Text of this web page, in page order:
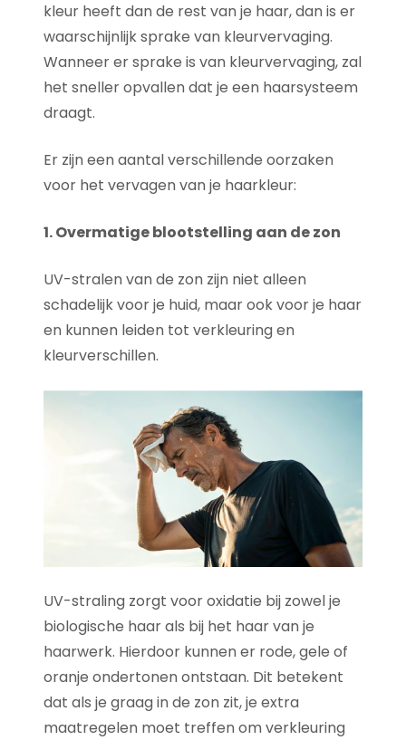
kleur heeft dan de rest van je haar, dan is er
waarschijnlijk sprake van kleurvervaging.
Wanneer er sprake is van kleurvervaging, zal
het sneller opvallen dat je een haarsysteem
draagt.
Er zijn een aantal verschillende oorzaken
voor het vervagen van je haarkleur:
1. Overmatige blootstelling aan de zon
UV-stralen van de zon zijn niet alleen
schadelijk voor je huid, maar ook voor je haar
en kunnen leiden tot verkleuring en
kleurverschillen.
UV-straling zorgt voor oxidatie bij zowel je
biologische haar als bij het haar van je
haarwerk. Hierdoor kunnen er rode, gele of
oranje ondertonen ontstaan. Dit betekent
dat als je graag in de zon zit, je extra
maatregelen moet treffen om verkleuring